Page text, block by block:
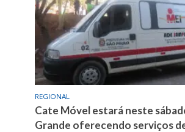
REGIONAL
Cate Móvel estará neste
Grande oferecendo serviços